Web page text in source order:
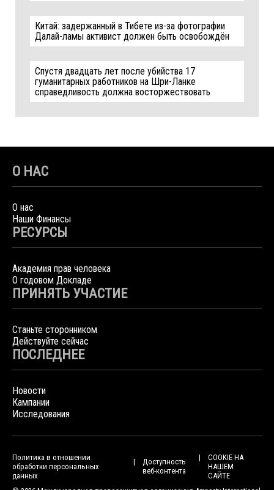
Китай: задержанный в Тибете из-за фотографии
Далай-ламы активист должен быть освобождён
Спустя двадцать лет после убийства 17
гуманитарных работников на Шри-Ланке
справедливость должна восторжествовать
О НАС
О нас
Наши Финансы
РЕСУРСЫ
Академия прав человека
О годовом Докладе
ПРИНЯТЬ УЧАСТИЕ
Станьте сторонником
Действуйте сейчас
ПОСЛЕДНЕЕ
Новости
Кампании
Исследования
Политика в отношении
обработки персональных
данных
Доступность
веб-контента
COOKIE НА
НАШЕМ
САЙТЕ